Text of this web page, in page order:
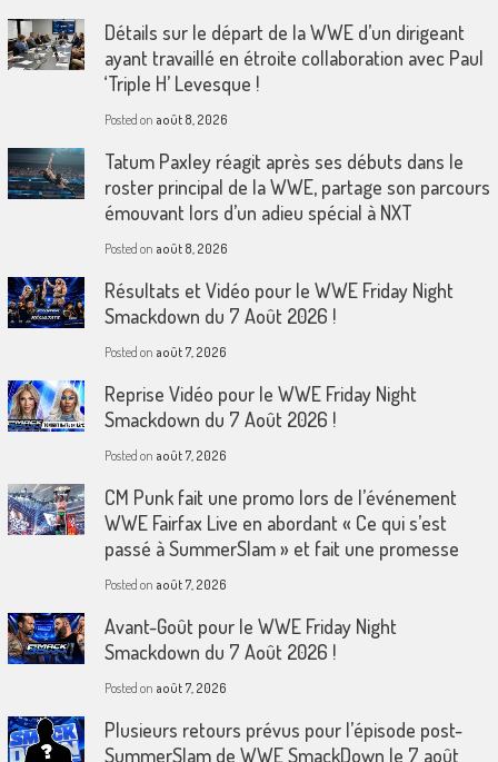
Détails sur le départ de la WWE d’un dirigeant
ayant travaillé en étroite collaboration avec Paul
‘Triple H’ Levesque !
Posted on août 8, 2026
Tatum Paxley réagit après ses débuts dans le
roster principal de la WWE, partage son parcours
émouvant lors d’un adieu spécial à NXT
Posted on août 8, 2026
Résultats et Vidéo pour le WWE Friday Night
Smackdown du 7 Août 2026 !
Posted on août 7, 2026
Reprise Vidéo pour le WWE Friday Night
Smackdown du 7 Août 2026 !
Posted on août 7, 2026
CM Punk fait une promo lors de l’événement
WWE Fairfax Live en abordant « Ce qui s’est
passé à SummerSlam » et fait une promesse
Posted on août 7, 2026
Avant-Goût pour le WWE Friday Night
Smackdown du 7 Août 2026 !
Posted on août 7, 2026
Plusieurs retours prévus pour l’épisode post-
SummerSlam de WWE SmackDown le 7 août